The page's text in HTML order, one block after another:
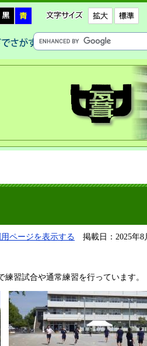
ページを表示する 掲載日：2025年
習試合や通常練習を行っています。